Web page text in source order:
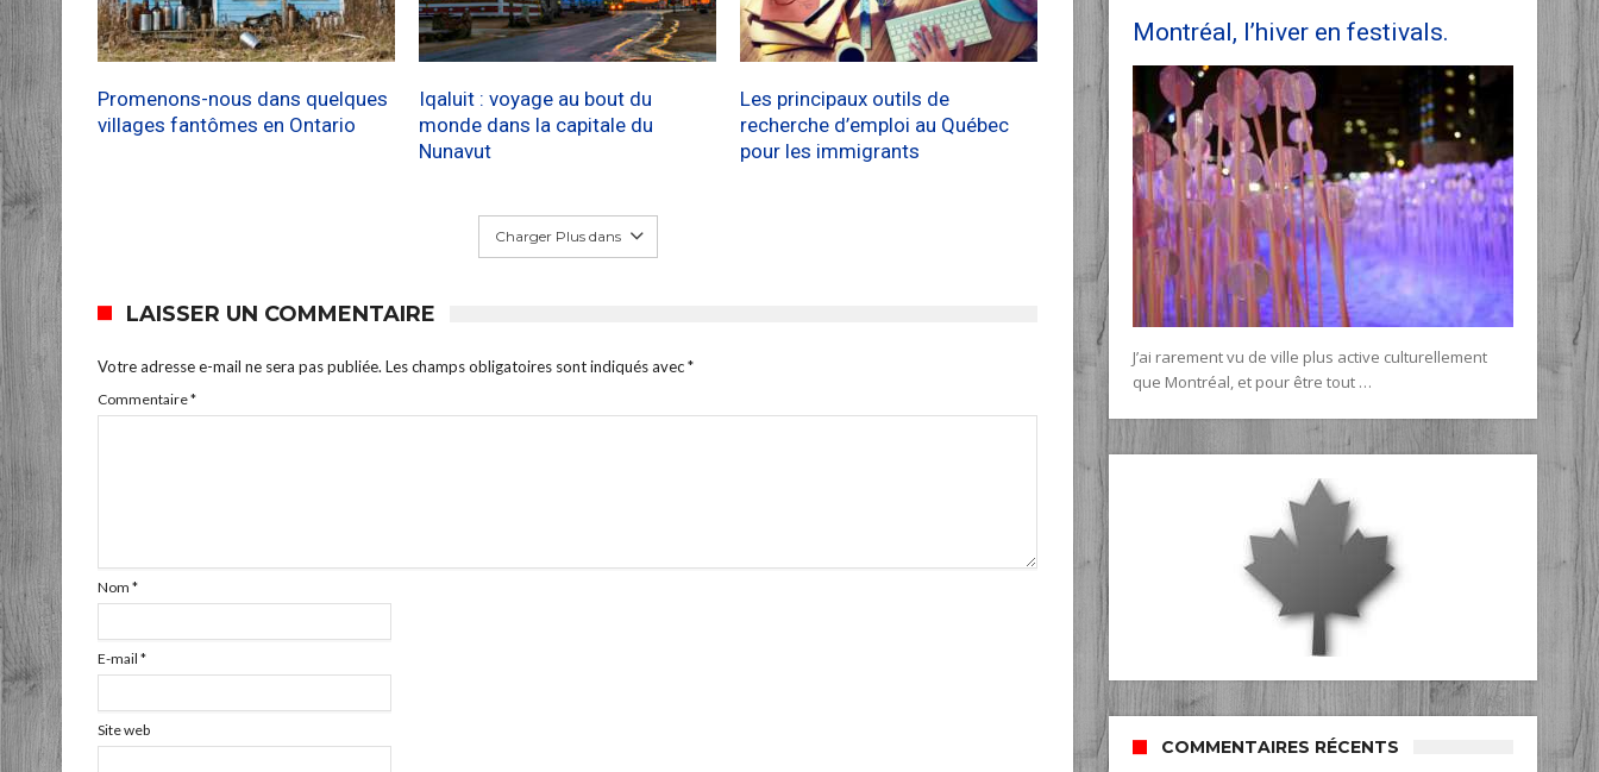
Promenons-nous dans quelques
villages fantômes en Ontario
Iqaluit : voyage au bout du
monde dans la capitale du
Nunavut
Les principaux outils de
recherche d’emploi au Québec
pour les immigrants
Charger Plus dans
LAISSER UN COMMENTAIRE
Votre adresse e-mail ne sera pas publiée. Les champs obligatoires sont indiqués avec*
Commentaire*
Nom *
E-mail *
Site web
Montréal, l’hiver en festivals.
J’ai rarement vu de ville plus active culturellement
que Montréal, et pour être tout …
COMMENTAIRES RÉCENTS